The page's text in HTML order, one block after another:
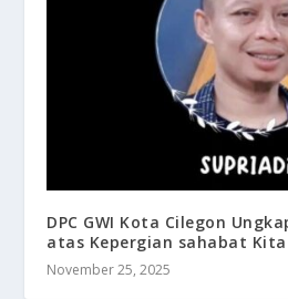
DPC GWI Kota Cilegon
atas Kepergian sahabat
November 25, 2025